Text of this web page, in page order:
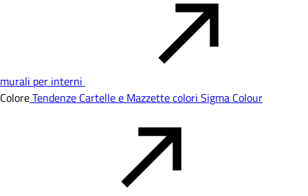
murali per interni
ColoreTendenze Cartelle e Mazzette colori Sigma Colour